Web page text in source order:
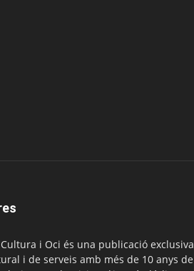
i Oci és una publicació exclusiva
i de serveis amb més de 10 anys de